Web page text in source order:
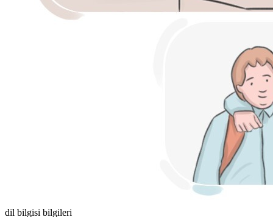
dil bilgisi bilgileri